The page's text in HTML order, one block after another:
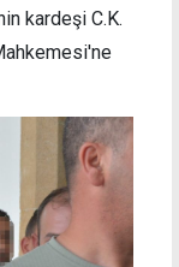
kardeşi C.K.